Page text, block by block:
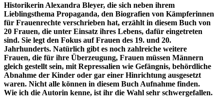
Historikerin Alexandra Bleyer, die sich neben ihrem
Lieblingsthema Propaganda, den Biografien von Kämpferinnen
für Frauenrechte verschrieben hat, erzählt in diesem Buch von
20 Frauen, die unter Einsatz ihres Lebens, dafür eingetreten
sind. Sie legt den Fokus auf Frauen des 19. und 20.
Jahrhunderts. Natürlich gibt es noch zahlreiche weitere
Frauen, die für ihre Überzeugung, Frauen müssen Männern
gleich gestellt sein, mit Repressalien wie Gefängnis, behördliche
Abnahme der Kinder oder gar einer Hinrichtung ausgesetzt
waren. Nicht alle können in diesem Buch Aufnahme finden.
Wie ich die Autorin kenne, ist ihr die Wahl sehr schwergefallen.